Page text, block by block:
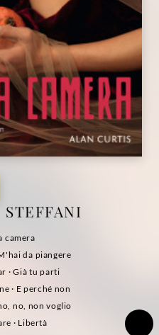
camera
da piangere
· Già tu parti
· E perché non
no, non voglio
· Libertà